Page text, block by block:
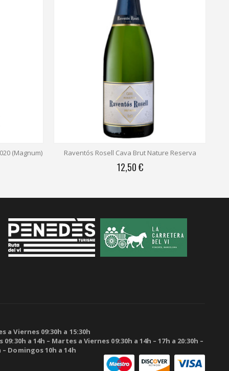
Reserva Avgvstvs Antigues Reserves (+30 años)
36,30 €
a Viernes 09:30h a 15:30h
a 14h – Martes a Viernes 09:30h a 14h – 17h a 20:30h –
– Domingos 10h a 14h